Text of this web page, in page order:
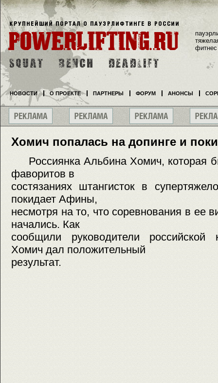
Хомич попалась на допинге и
Россиянка Альбина Хомич, которая
фаворитов в
состязаниях штангисток в
покидает Афины,
несмотря на то, что соревнования в ее
начались. Как
сообщили руководители российской
Хомич дал положительный
результат.
фитнес
НОВОСТИ О ПРОЕКТЕ ПАРТНЕРЫ ФОРУМ АНОНСЫ